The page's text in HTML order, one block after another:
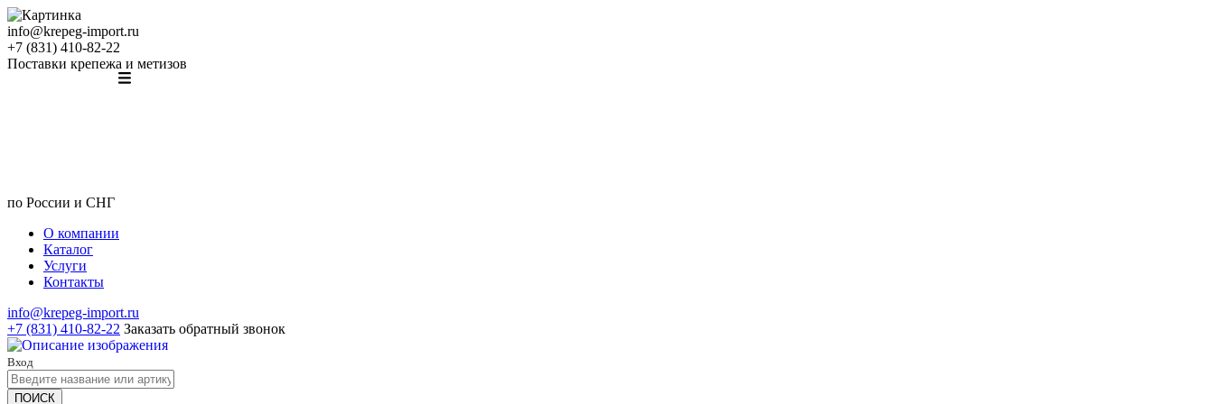
info@krepeg-import.ru
+7 (831) 410-82-22
Поставки крепежа и метизов
по России и СНГ
О компании
Каталог
Услуги
Контакты
info@krepeg-import.ru
+7 (831) 410-82-22 Заказать обратный звонок
Вход
ПОИСК